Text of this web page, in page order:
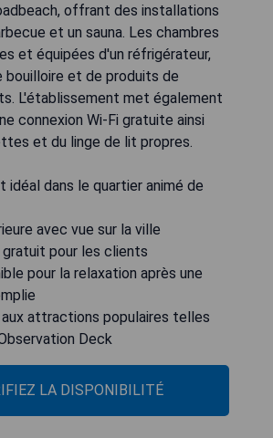
offrant des installations
et un sauna. Les chambres
et équipées d'un réfrigérateur,
bouilloire et de produits de
L'établissement met également
connexion Wi-Fi gratuite ainsi
et du linge de lit propres.
idéal dans le quartier animé de
avec vue sur la ville
gratuit pour les clients
pour la relaxation après une
attractions populaires telles
Deck
LA DISPONIBILITÉ